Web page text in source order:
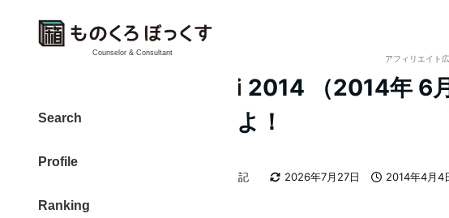
Counselor & Consultant
Search
Profile
Ranking
アフィリエイト
WordCamp Kansai 2014 （2014年 6
日・8日曜日）ですよ！
2026年7月27日
2014年4月4
者
2026年日記